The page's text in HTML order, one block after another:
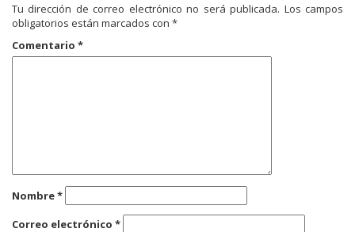
Tu dirección de correo electrónico no será publicada. Los campos
obligatorios están marcados con *
Comentario *
Nombre*
Correo electrónico *